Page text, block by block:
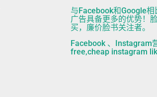
与Facebook和Google
广告具备更多的优势！
买，廉价脸书关注者。
Facebook 、Instagram
free,cheap instagram